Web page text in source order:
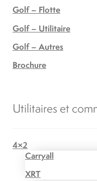
Golf – Flotte
Golf – Utilitaire
Golf – Autres
Brochure
Utilitaires et
4×2
Carryall
XRT